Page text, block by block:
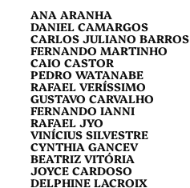
ANA ARANHA
DANIEL CAMARGOS
CARLOS JULIANO BARROS
FERNANDO MARTINHO
CAIO CASTOR
PEDRO WATANABE
RAFAEL VERÍSSIMO
GUSTAVO CARVALHO
FERNANDO IANNI
RAFAEL JYO
VINÍCIUS SILVESTRE
CYNTHIA GANCEV
BEATRIZ VITÓRIA
JOYCE CARDOSO
DELPHINE LACROIX